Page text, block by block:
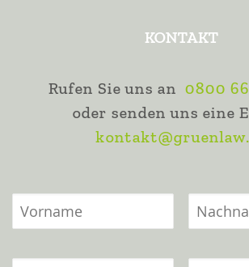
KONTAKT
Rufen Sie uns an 0800
oder senden uns eine